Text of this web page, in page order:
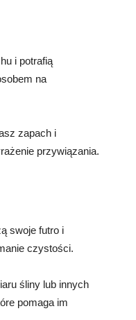
i potrafią
na
zapach i
przywiązania.
swoje futro i
czystości.
śliny lub innych
pomaga im